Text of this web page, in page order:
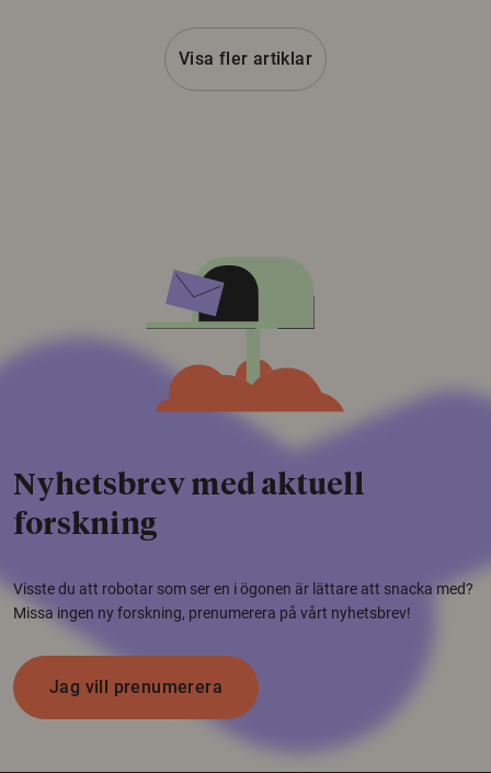
Visa fler artiklar
Nyhetsbrev med aktuell
forskning
Visste du att robotar som ser en i ögonen är lättare att snacka med?
Missa ingen ny forskning, prenumerera på vårt nyhetsbrev!
Jag vill prenumerera